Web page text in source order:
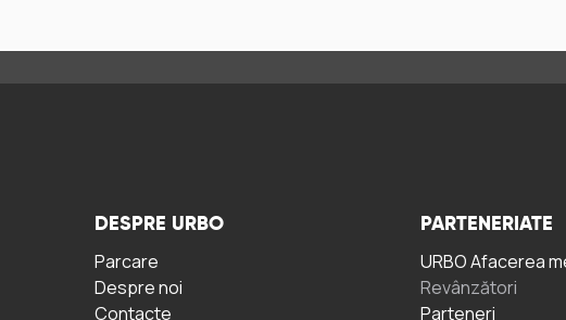
DESPRE URBO
Parcare
Despre noi
Contacte
PARTENERIATE
URBO Afacerea
Revânzători
Parteneri